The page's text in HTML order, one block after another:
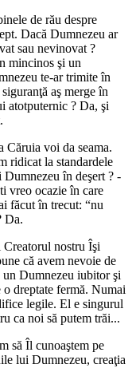
de rău despre
Dacă Dumnezeu ar
sau nevinovat ?
mincinos şi un
te-ar trimite în
aş merge în
atotputernic ? Da, şi
Căruia voi da seama.
ridicat la standardele
în deşert ? -
vreo ocazie în care
făcut în trecut: “nu
Da.
Creatorul nostru Îşi
că avem nevoie de
Dumnezeu iubitor şi
o dreptate fermă. Numai
legile. El e singurul
ca noi să putem trăi...
să Îl cunoaştem pe
lui Dumnezeu, creaţia